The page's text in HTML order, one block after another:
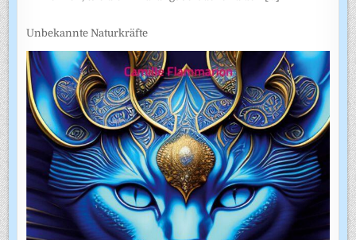
Unbekannte Naturkräfte